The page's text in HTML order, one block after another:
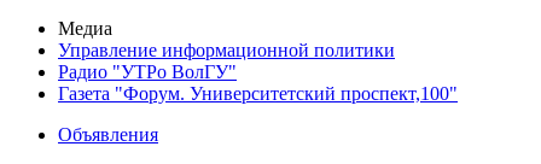
Медиа
Управление информационной политики
Радио "УТРо ВолГУ"
Газета "Форум. Университетский проспект,100"
Объявления